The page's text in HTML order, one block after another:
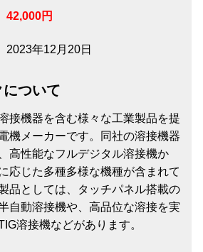
42,000円
2023年12月20日
ついて
接機器を含む様々な工業製品を提
機メーカーです。同社の溶接機器
高性能なフルデジタル溶接機か
応じた多種多様な機種が含まれて
品としては、タッチパネル搭載の
自動溶接機や、高品位な溶接を実
溶接機などがあります。